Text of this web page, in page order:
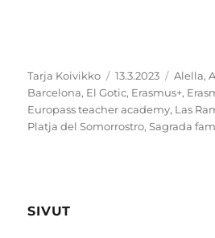
Kirjoittaja
Tarja Koivikko Julkaistu
13.3.2023 Alella,
Barcelona, El Gotic, Erasmus+,
Europass teacher academy, Las
Platja del Somorrostro,Sagrada
SIVUT